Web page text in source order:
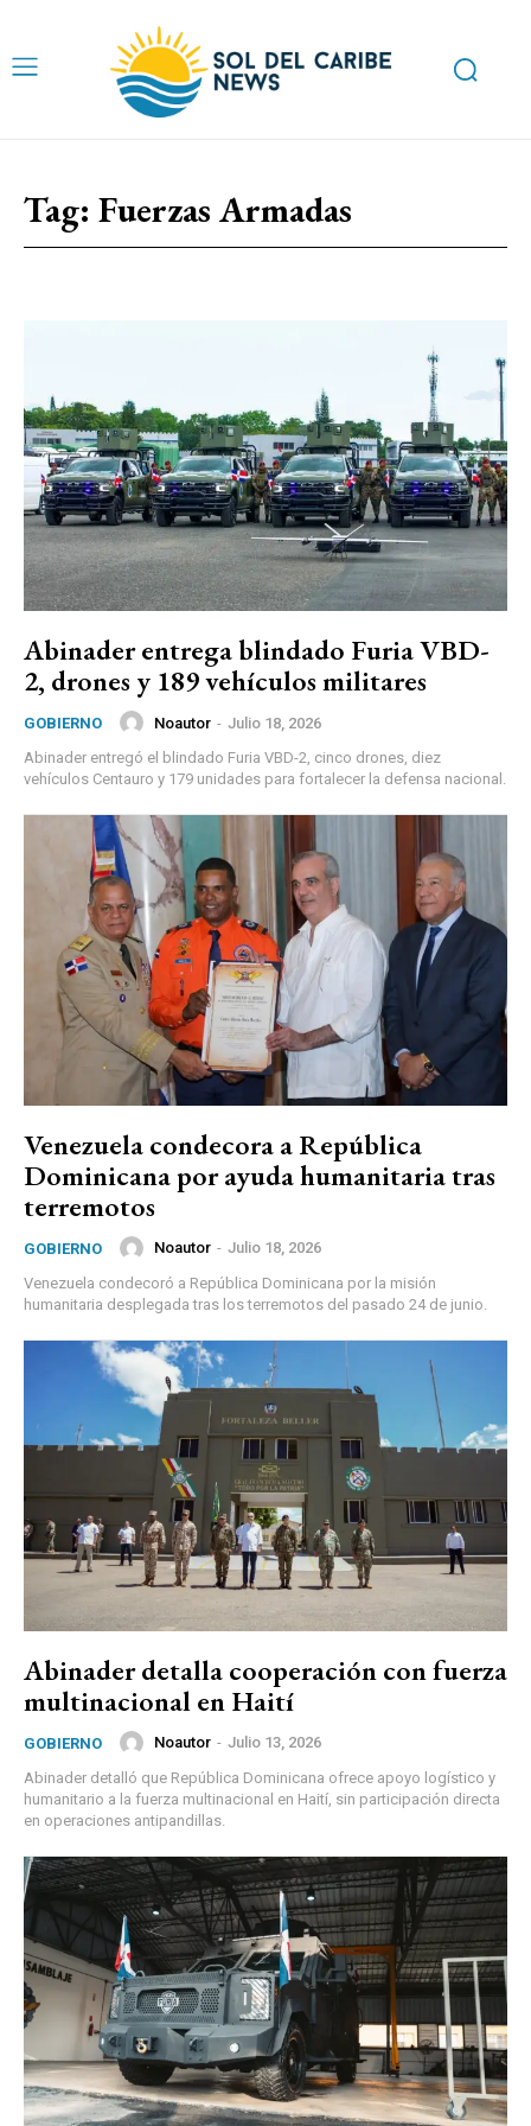
Tag: Fuerzas Armadas
Abinader entrega blindado Furia VBD-
2, drones y 189 vehículos militares
GOBIERNO Noautor - Julio 18, 2026
Abinader entregó el blindado Furia VBD-2, cinco drones, diez
vehículos Centauro y 179 unidades para fortalecer la defensa nacional.
Venezuela condecora a República
Dominicana por ayuda humanitaria tras
terremotos
GOBIERNO Noautor - Julio 18, 2026
Venezuela condecoró a República Dominicana por la misión
humanitaria desplegada tras los terremotos del pasado 24 de junio.
Abinader detalla cooperación con fuerza
multinacional en Haití
GOBIERNO Noautor - Julio 13, 2026
Abinader detalló que República Dominicana ofrece apoyo logístico y
humanitario a la fuerza multinacional en Haití, sin participación directa
en operaciones antipandillas.